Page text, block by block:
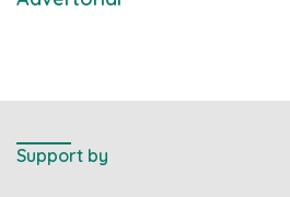
Support by